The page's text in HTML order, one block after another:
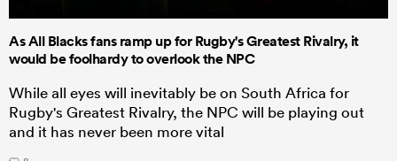
As All Blacks fans ramp up for Rugby's Greatest Rivalry, it
would be foolhardy to overlook the NPC
While all eyes will inevitably be on South Africa for
Rugby's Greatest Rivalry, the NPC will be playing out
and it has never been more vital